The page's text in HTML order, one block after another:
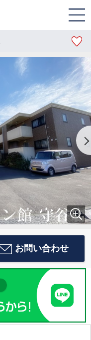
お問い合わせ